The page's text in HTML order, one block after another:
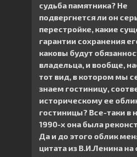
судьба памятника? Не
подвергнется ли он
перестройке, какие
гарантии сохранения
каковы будут
владельца, и вообще,
тот вид, в котором мы
знаем гостиницу,
историческому ее
гостиницы? Все-таки в
1990-х она была
Да и до этого облик
цитата из В.И.Ленина на